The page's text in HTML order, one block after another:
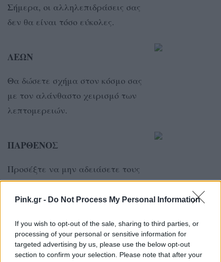
Pink.gr - Do Not Process My Personal Information
If you wish to opt-out of the sale, sharing to third parties, or
processing of your personal or sensitive information for
targeted advertising by us, please use the below opt-out
section to confirm your selection. Please note that after your
Σήμερα, οι αλληλεπιδράσεις σας
δεν θα είναι τόσο εύκολες.
ΛΕΩΝ
Θα δώσετε σχήμα στον κόσμο σας
με τον αλάνθαστο χειρισμό των
λεπτομερειών.
ΠΑΡΘΕΝΟΣ
Προσέξτε να μην αδειάσετε τους
λογαριασμούς σας.
ΖΥΓΟΣ
Βρείτε τρόπους να μειώσετε κατά
το δυνατόν το χάος και την